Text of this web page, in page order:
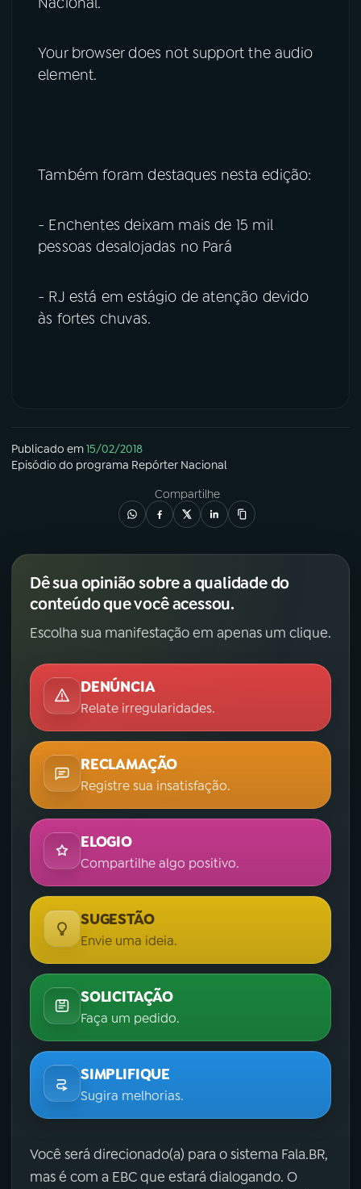
Your browser does not support the audio
element.
Também foram destaques nesta edição:
- Enchentes deixam mais de 15 mil
pessoas desalojadas no Pará
- RJ está em estágio de atenção devido
às fortes chuvas.
Publicado em15/02/2018
Episódio do programa Repórter Nacional
Compartilhe
Dê sua opinião sobre a qualidade do
conteúdo que você acessou.
Escolha sua manifestação em apenas um clique.
DENÚNCIA
Relate irregularidades.
RECLAMAÇÃO
Registre sua insatisfação.
ELOGIO
Compartilhe algo positivo.
SUGESTÃO
Envie uma ideia.
SOLICITAÇÃO
Faça um pedido.
SIMPLIFIQUE
Sugira melhorias.
Você será direcionado(a) para o sistema Fala.BR,
mas é com a EBC que estará dialogando. O